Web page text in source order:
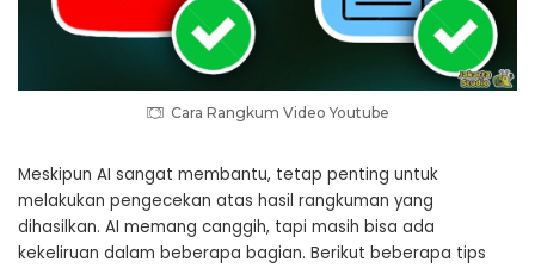
Cara Rangkum Video Youtube
Meskipun AI sangat membantu, tetap penting untuk
melakukan pengecekan atas hasil rangkuman yang
dihasilkan. AI memang canggih, tapi masih bisa ada
kekeliruan dalam beberapa bagian. Berikut beberapa tips